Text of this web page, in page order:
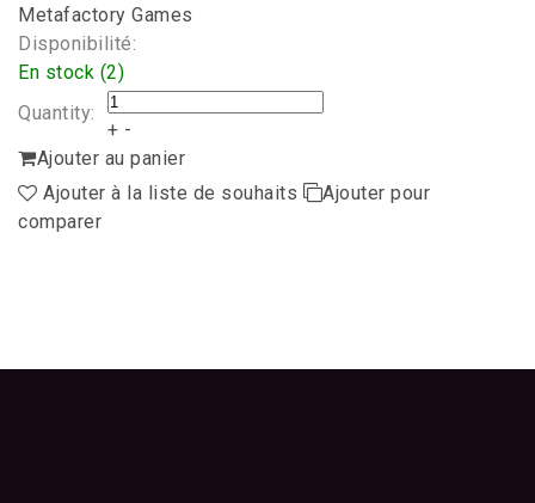
Metafactory Games
Disponibilité:
En stock (2)
Quantity:
+ -
Ajouter au panier
Ajouter à la liste de souhaits
Ajouter pour
comparer